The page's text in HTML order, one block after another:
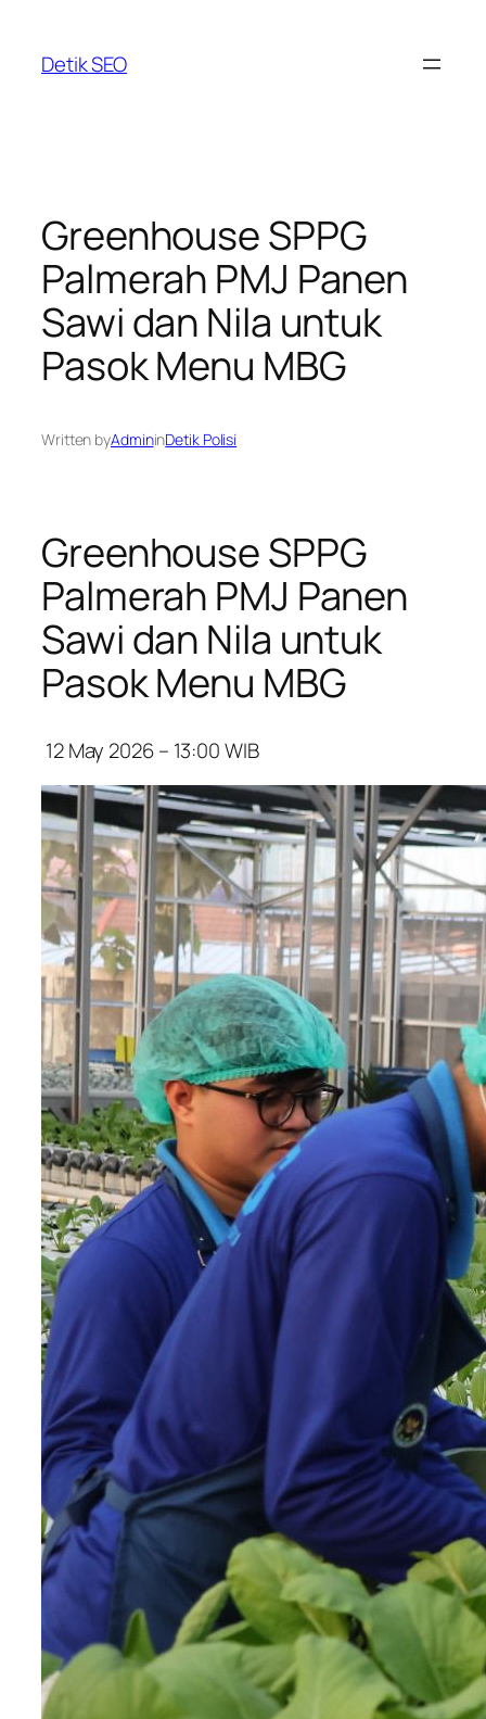
content
Detik SEO
Greenhouse SPPG
Palmerah PMJ Panen
Sawi dan Nila untuk
Pasok Menu MBG
Written byAdmininDetik Polisi
Greenhouse SPPG
Palmerah PMJ Panen
Sawi dan Nila untuk
Pasok Menu MBG
12 May 2026 – 13:00WIB